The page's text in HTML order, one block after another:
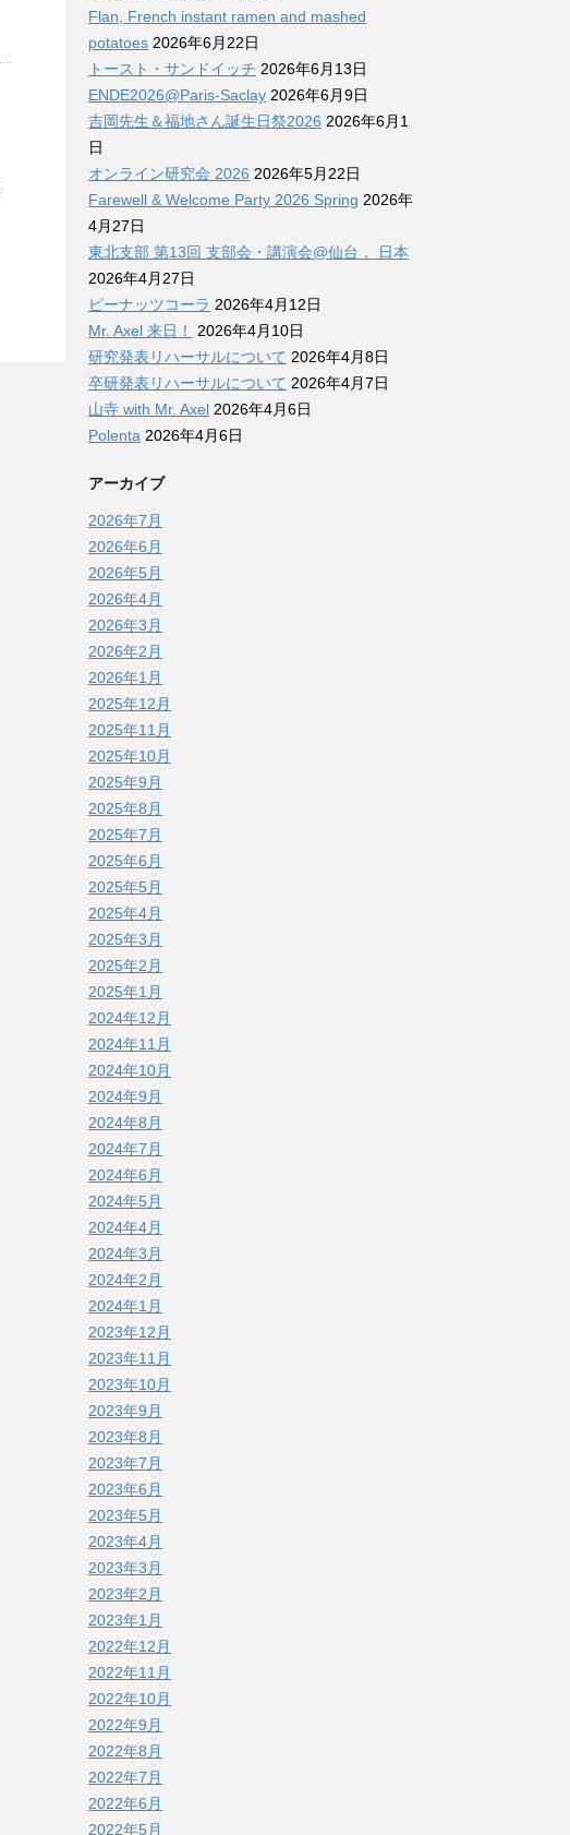
Flan, French instant ramen and mashed
potatoes 2026年6月22日
トースト・サンドイッチ 2026年6月13日
ENDE2026@Paris-Saclay 2026年6月9日
吉岡先生＆福地さん誕生日祭2026 2026年6月1
日
オンライン研究会 2026 2026年5月22日
Farewell & Welcome Party 2026 Spring 2026年
4月27日
東北支部 第13回 支部会・講演会@仙台， 日本
2026年4月27日
ピーナッツコーラ 2026年4月12日
Mr. Axel 来日！
2026年4月10日
研究発表リハーサルについて 2026年4月8日
卒研発表リハーサルについて 2026年4月7日
山寺 with Mr. Axel 2026年4月6日
Polenta 2026年4月6日
アーカイブ
2026年7月
2026年6月
2026年5月
2026年4月
2026年3月
2026年2月
2026年1月
2025年12月
2025年11月
2025年10月
2025年9月
2025年8月
2025年7月
2025年6月
2025年5月
2025年4月
2025年3月
2025年2月
2025年1月
2024年12月
2024年11月
2024年10月
2024年9月
2024年8月
2024年7月
2024年6月
2024年5月
2024年4月
2024年3月
2024年2月
2024年1月
2023年12月
2023年11月
2023年10月
2023年9月
2023年8月
2023年7月
2023年6月
2023年5月
2023年4月
2023年3月
2023年2月
2023年1月
2022年12月
2022年11月
2022年10月
2022年9月
2022年8月
2022年7月
2022年6月
2022年5月